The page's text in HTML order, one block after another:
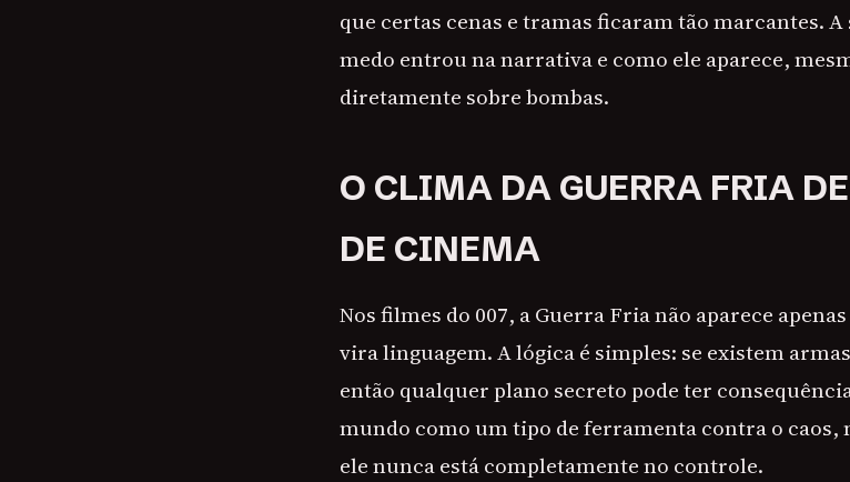
que certas cenas e tramas ficaram tão marcantes.
medo entrou na narrativa e como ele aparece,
diretamente sobre bombas.
O CLIMA DA GUERRA FRIA
DE CINEMA
Nos filmes do 007, a Guerra Fria não aparece
vira linguagem. A lógica é simples: se existem
então qualquer plano secreto pode ter
mundo como um tipo de ferramenta contra o caos,
ele nunca está completamente no controle.